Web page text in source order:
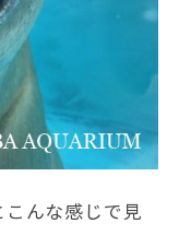
んな感じで見